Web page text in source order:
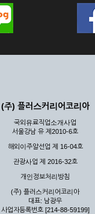
(주) 플러스커리어코리아
국외유료직업소개사업
서울강남 유 제2010-6호
해외이주알선업 제 16-04호
관광사업 제 2016-32호
개인정보처리방침
(주) 플러스커리어코리아
대표: 남광우
사업자등록번호 [214-88-59199]